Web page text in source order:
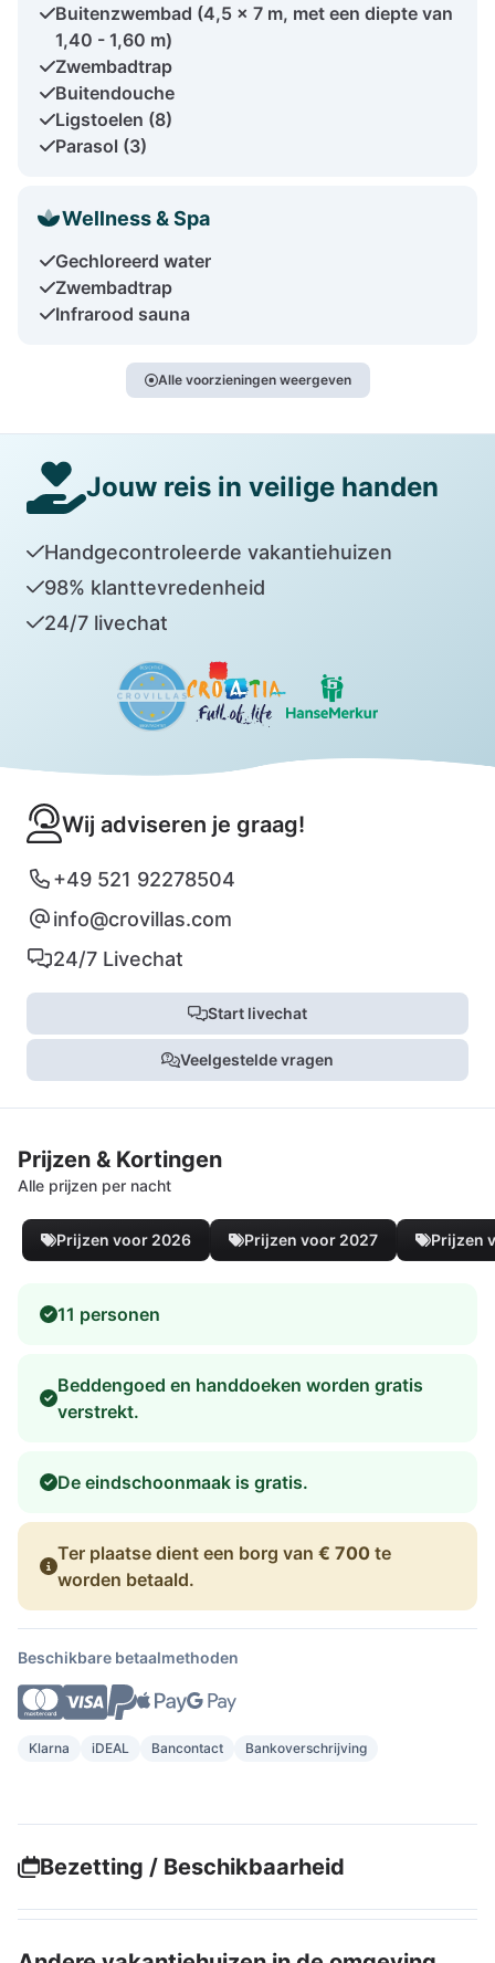
Buitenzwembad (4,5 x 7 m, met een diepte van
1,40 - 1,60 m)
Zwembadtrap
Buitendouche
Ligstoelen (8)
Parasol (3)
Wellness & Spa
Gechloreerd water
Zwembadtrap
Infrarood sauna
Alle voorzieningen weergeven
Jouw reis in veilige handen
Handgecontroleerde vakantiehuizen
98% klanttevredenheid
24/7 livechat
Wij adviseren je graag!
+49 521 92278504
info@crovillas.com
24/7 Livechat
Start livechat
Veelgestelde vragen
Prijzen & Kortingen
Alle prijzen per nacht
Prijzen voor 2026 Prijzen voor 2027 Prijzen
11 personen
Beddengoed en handdoeken worden gratis
verstrekt.
De eindschoonmaak is gratis.
Ter plaatse dient een borg van € 700 te
worden betaald.
Beschikbare betaalmethoden
Klarna iDEAL Bancontact Bankoverschrijving
Bezetting / Beschikbaarheid